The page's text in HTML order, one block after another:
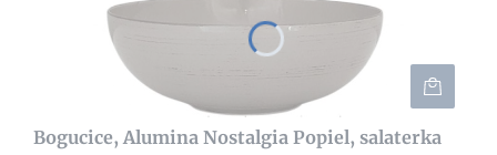
Bogucice, Alumina Nostalgia Popiel, salaterka